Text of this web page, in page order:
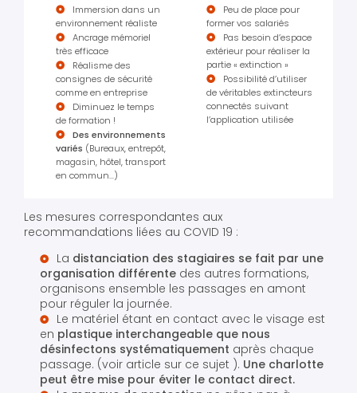
Immersion dans un
environnement réaliste
Ancrage mémoriel
très efficace
Réalisme des
consignes de sécurité
comme en entreprise
Diminuez le temps
de formation !
Des environnements
variés (Bureaux, entrepôt,
magasin, hôtel, transport
en commun…)
Peu de place pour
former vos salariés
Pas besoin d’espace
extérieur pour réaliser la
partie « extinction »
Possibilité d’utiliser
de véritables extincteurs
connectés suivant
l’application utilisée
Les mesures correspondantes aux
recommandations liées au COVID 19 :
La distanciation des stagiaires se fait par une
organisation différente des autres formations,
organisons ensemble les passages en amont
pour réguler la journée.
Le matériel étant en contact avec le visage est
en plastique interchangeable que nous
désinfectons systématiquement après chaque
passage. (voir article sur ce sujet ). Une charlotte
peut être mise pour éviter le contact direct.